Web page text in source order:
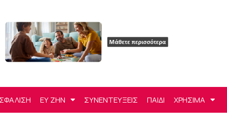
ΕΥ ΖΗΝ ΣΥΝΕΝΤΕΥΞΕΙΣ ΠΑΙΔΙ ΧΡΗΣΙΜΑ